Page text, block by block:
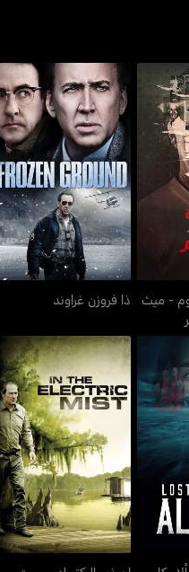
- ميث
- ميث
ذا فروزن غراوند
ذا فروزن غراوند
إن ذي إليكتريك ميست